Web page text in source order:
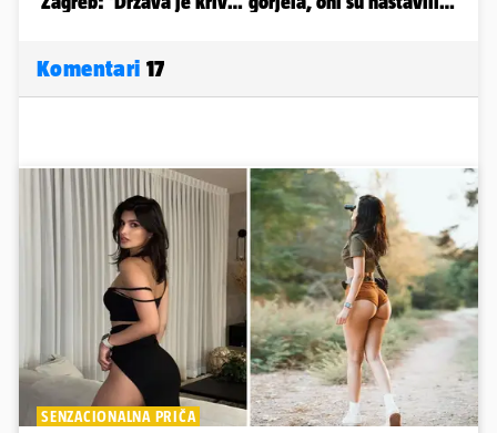
Komentari 17
SENZACIONALNA PRIČA